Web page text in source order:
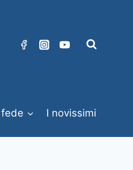
I novissimi